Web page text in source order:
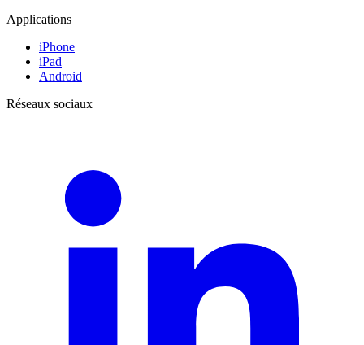
Applications
iPhone
iPad
Android
Réseaux sociaux